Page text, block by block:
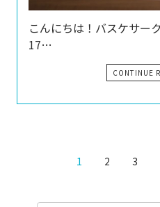
こんにちは！バスケサー
17…
CONTINUE
1 2 3